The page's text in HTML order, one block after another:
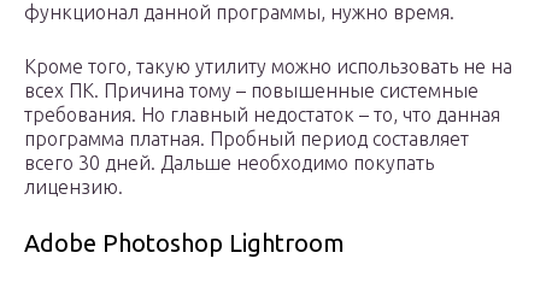
функционал данной программы, нужно время.
Кроме того, такую утилиту можно использовать не на
всех ПК. Причина тому – повышенные системные
требования. Но главный недостаток – то, что данная
программа платная. Пробный период составляет
всего 30 дней. Дальше необходимо покупать
лицензию.
Adobe Photoshop Lightroom